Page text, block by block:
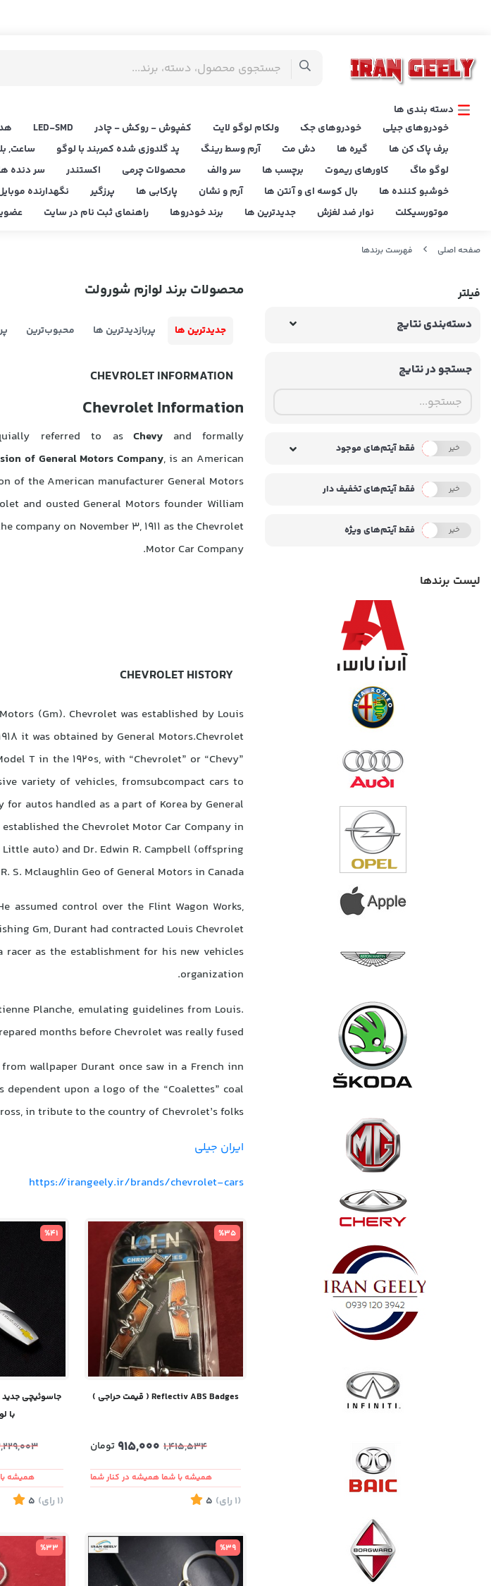
دسته بندی ها
خودروهای جیلی
خودروهای جک ولکام لوگو لایت کفپوش - روکش - چادر LED‌-SMD
برف پاک کن ها
گیره ها دش مت آرم وسط رینگ پد گلدوزی شده کمربند با لوگو ساعت,
لوگو ماگ
کاورهای ریموت برچسب ها سر والف محصولات چرمی اکستندر سر دنده
خوشبو کننده ها
بال کوسه ای و آنتن ها آرم و نشان پارکابی ها پرزگیر نگهدارنده
موتورسیکلت
نوار ضد لغزش جدیدترین ها برند خودروها راهنمای ثبت نام در سایت
صفحه اصلی فهرست برندها
فیلتر
دسته‌بندی نتایج
جستجو در نتایج
بله خیر فقط آیتم‌های موجود
بله خیر فقط آیتم‌های تخفیف دار
بله خیر فقط آیتم‌های ویژه
لیست برندها
محصولات برند لوازم شورولت
جدیدترین ها پربازدیدترین ها محبوب‌‌ترین
CHEVROLET INFORMATION
Chevrolet Information
referred to asChevy and formally
of General Motors Company, is an American
of the American manufacturer General Motors
and ousted General Motors founder William
company on November 3, 1911 as the Chevrolet
Motor Car Company.
CHEVROLET HISTORY
(Gm). Chevrolet was established by Louis
it was obtained by General Motors.Chevrolet
T in the 1920s, with “Chevrolet” or “Chevy”
variety of vehicles, fromsubcompact cars to
autos handled as a part of Korea by General
the Chevrolet Motor Car Company in
auto) and Dr. Edwin R. Campbell (offspring
S. Mclaughlin Geo of General Motors in Canada.
assumed control over the Flint Wagon Works,
Gm, Durant had contracted Louis Chevrolet
as the establishment for his new vehicles
organization.
Planche, emulating guidelines from Louis.
months before Chevrolet was really fused.
wallpaper Durant once saw in a French inn
upon a logo of the “Coalettes” coal
in tribute to the country of Chevrolet’s folks
ایران جیلی
https://irangeely.ir/brands/chevrolet-cars
%35
Reflectiv ABS Badges ( قیمت حراجی )
1,415,534
915,000 تومان
همیشه با شما همیشه در کنار شما
(1 رای)
5
%41
با
همیشه
(1 رای)
5
%39
%33